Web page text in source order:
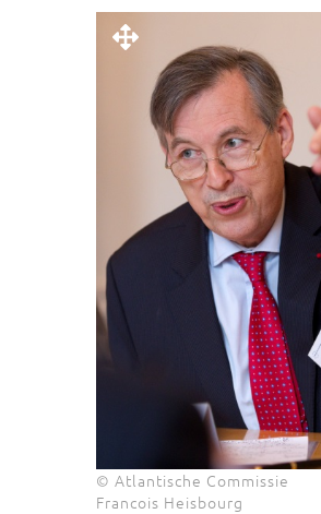
© Atlantische Commissie
Francois Heisbourg